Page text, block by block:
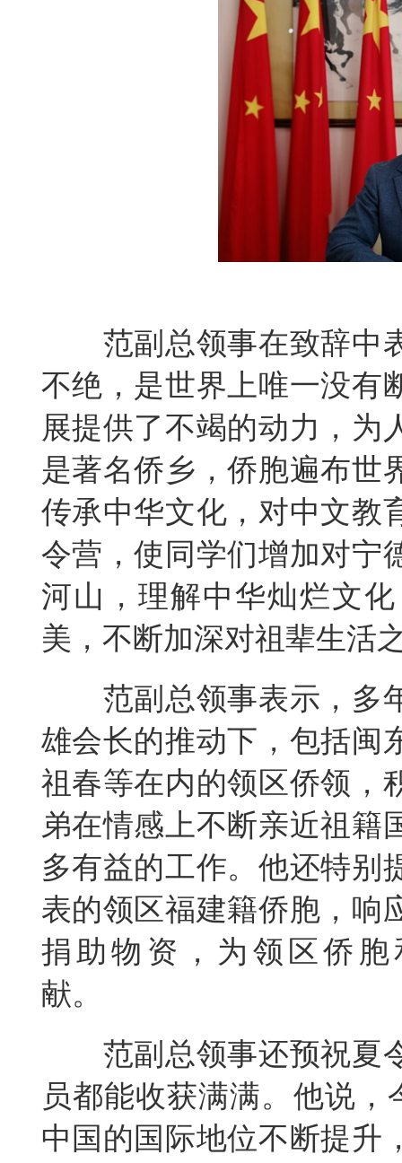
范副总领事在致辞中
不绝，是世界上唯一没有
展提供了不竭的动力，为
是著名侨乡，侨胞遍布世
传承中华文化，对中文教
令营，使同学们增加对宁
河山，理解中华灿烂文
美，不断加深对祖辈生活
范副总领事表示，多
雄会长的推动下，包括闽
祖春等在内的领区侨领，
弟在情感上不断亲近祖籍
多有益的工作。他还特别
表的领区福建籍侨胞，响
捐助物资，为领区侨
献。
范副总领事还预祝夏
员都能收获满满。他说
中国的国际地位不断提升